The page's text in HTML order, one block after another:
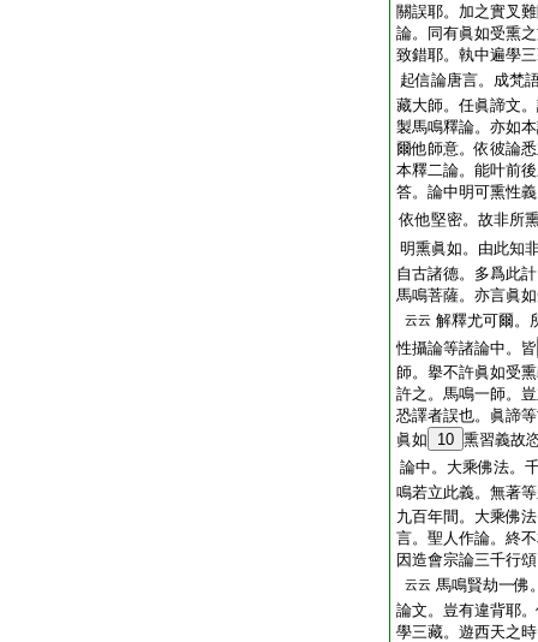
關誤耶。加之實叉
論。同有眞如受熏
致錯耶。執中遍學
起信論唐言。成梵
藏大師。任眞諦文
製馬鳴釋論。亦如
爾他師意。依彼論
本釋二論。能叶前
答。論中明可熏性
依他堅密。故非所
明熏眞如。由此知
自古諸德。多爲此
馬鳴菩薩。亦言眞
云云 解釋尤可爾。
性攝論等諸論中。皆
師。擧不許眞如受
許之。馬鳴一師。
恐譯者誤也。眞諦
眞如
10 熏習義故
論中。大乘佛法。
鳴若立此義。無著
九百年間。大乘佛
言。聖人作論。終
因造會宗論三千行
云云 馬鳴賢劫一佛
論文。豈有違背耶
學三藏。遊西天之